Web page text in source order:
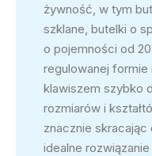
żywność, w tym
szklane, butelki o
o pojemności od
regulowanej formie
klawiszem szybko
rozmiarów i
znacznie
idealne